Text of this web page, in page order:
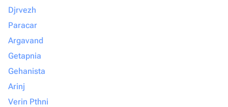
Djrvezh
Paracar
Argavand
Getapnia
Gehanista
Arinj
Verin Pthni